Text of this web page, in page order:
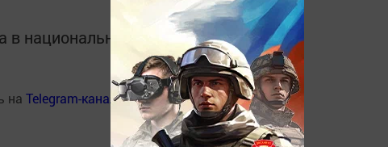
в национальном мессенджере MАХ:
на Telegram-канал«Менделеевские новости»